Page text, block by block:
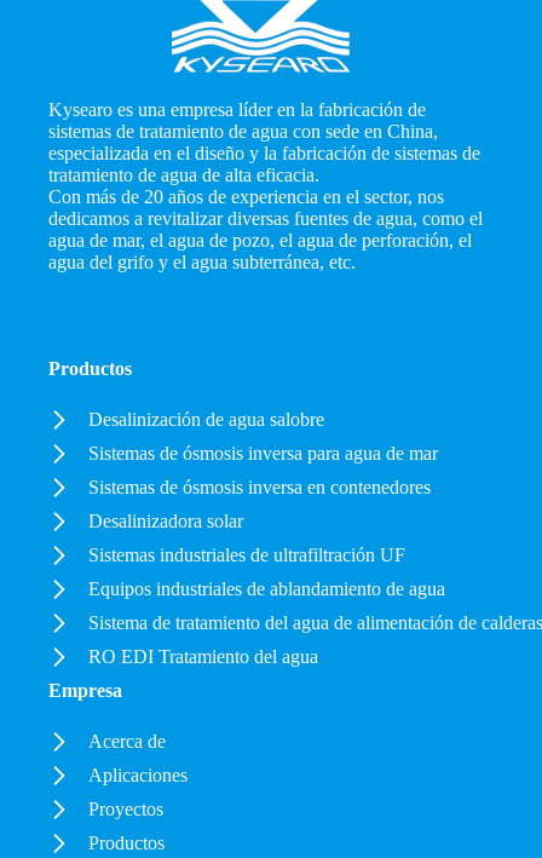
Kysearo es una empresa líder en la fabricación de
sistemas de tratamiento de agua con sede en China,
especializada en el diseño y la fabricación de sistemas de
tratamiento de agua de alta eficacia.
Con más de 20 años de experiencia en el sector, nos
dedicamos a revitalizar diversas fuentes de agua, como el
agua de mar, el agua de pozo, el agua de perforación, el
agua del grifo y el agua subterránea, etc.
Productos
Desalinización de agua salobre
Sistemas de ósmosis inversa para agua de mar
Sistemas de ósmosis inversa en contenedores
Desalinizadora solar
Sistemas industriales de ultrafiltración UF
Equipos industriales de ablandamiento de agua
Sistema de tratamiento del agua de alimentación de
RO EDI Tratamiento del agua
Empresa
Acerca de
Aplicaciones
Proyectos
Productos